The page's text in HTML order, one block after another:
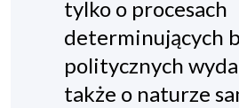
tylko o procesach
determinujących
politycznych
także o naturze